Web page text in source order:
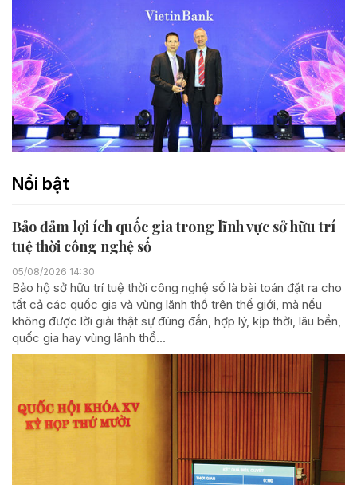
Nổi bật
Bảo đảm lợi ích quốc gia trong lĩnh vực sở hữu trí
tuệ thời công nghệ số
05/08/2026 14:30
Bảo hộ sở hữu trí tuệ thời công nghệ số là bài toán đặt ra cho
tất cả các quốc gia và vùng lãnh thổ trên thế giới, mà nếu
không được lời giải thật sự đúng đắn, hợp lý, kịp thời, lâu bền,
quốc gia hay vùng lãnh thổ...